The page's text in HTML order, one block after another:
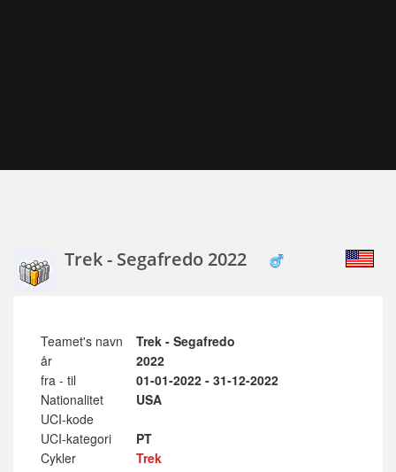
Trek - Segafredo 2022
Teamet's navn
Trek - Segafredo
år
2022
fra - til
01-01-2022 - 31-12-2022
Nationalitet
USA
UCI-kode
UCI-kategori
PT
Cykler
Trek